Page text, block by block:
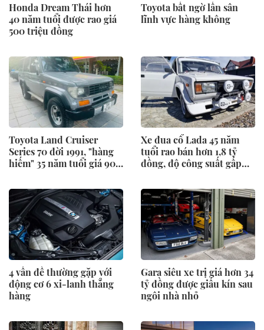
Honda Dream Thái hơn
40 năm tuổi được rao giá
500 triệu đồng
Toyota bất ngờ lấn sân
lĩnh vực hàng không
Toyota Land Cruiser
Series 70 đời 1991, "hàng
hiếm" 35 năm tuổi giá 900
Xe đua cổ Lada 45 năm
tuổi rao bán hơn 1,8 tỷ
đồng, độ công suất gấp
4 vấn đề thường gặp với
động cơ 6 xi-lanh thẳng
hàng
Gara siêu xe trị giá hơn 34
tỷ đồng được giấu kín sau
ngôi nhà nhỏ